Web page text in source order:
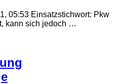
05:53 Einsatzstichwort: Pkw
kann sich jedoch …